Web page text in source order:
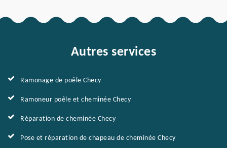
Autres services
Ramonage de poêle Checy
Ramoneur poêle et cheminée Checy
Réparation de cheminée Checy
Pose et réparation de chapeau de cheminée Checy